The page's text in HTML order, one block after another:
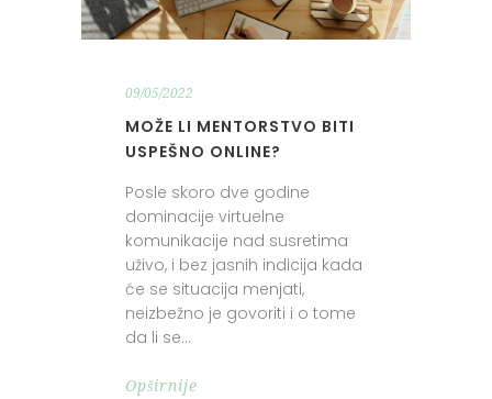
09/05/2022
MOŽE LI MENTORSTVO BITI
USPEŠNO ONLINE?
Posle skoro dve godine
dominacije virtuelne
komunikacije nad susretima
uživo, i bez jasnih indicija kada
će se situacija menjati,
neizbežno je govoriti i o tome
da li se
Opširnije